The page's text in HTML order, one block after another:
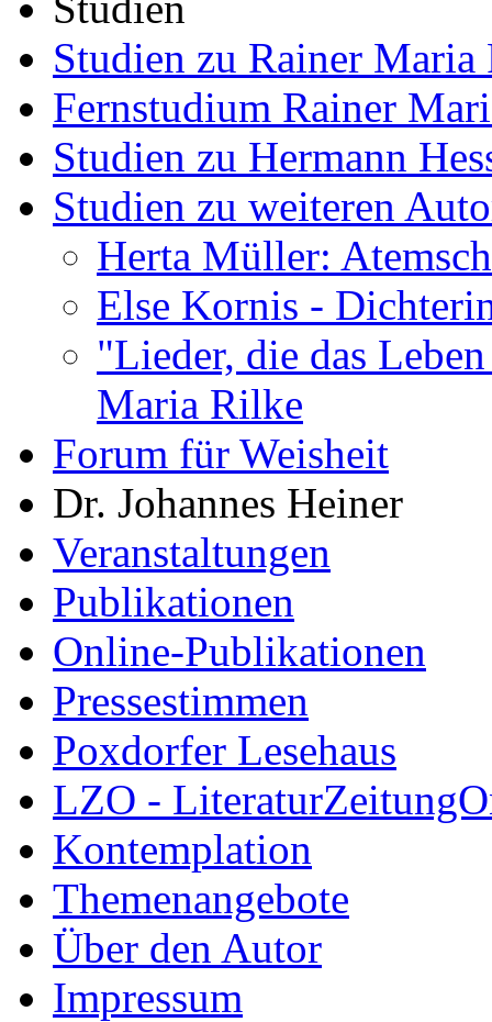
Studien zu Rainer Maria
Fernstudium Rainer
Studien zu Hermann
Studien zu weiteren
Herta Müller:
Else Kornis -
"Lieder, die das
Maria Rilke
Forum für Weisheit
Dr. Johannes Heiner
Veranstaltungen
Publikationen
Online-Publikationen
Pressestimmen
Poxdorfer Lesehaus
LZO -
Kontemplation
Themenangebote
Über den Autor
Impressum